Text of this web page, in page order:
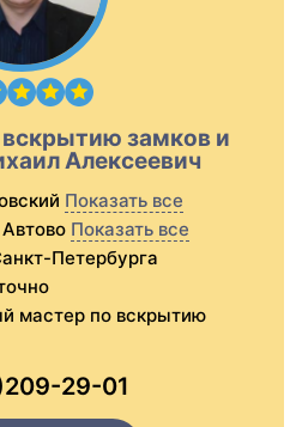
замков и
Алексеевич
Показать все
Показать все
Петербурга
мастер по вскрытию
29-01